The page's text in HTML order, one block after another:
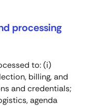
processing
to: (i)
billing, and
and credentials;
agenda